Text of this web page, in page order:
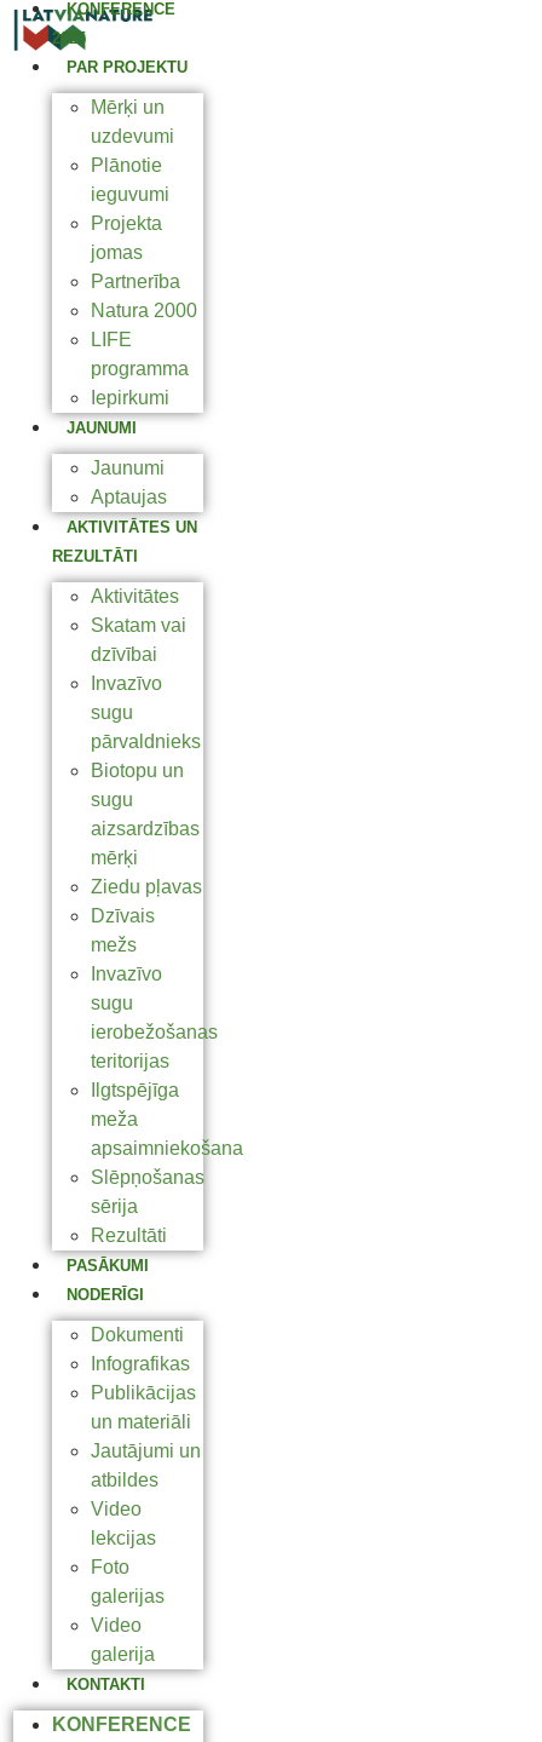
KONFERENCE
2025
PAR PROJEKTU
Mērķi un
uzdevumi
Plānotie
ieguvumi
Projekta
jomas
Partnerība
Natura 2000
LIFE
programma
Iepirkumi
JAUNUMI
Jaunumi
Aptaujas
AKTIVITĀTES UN
REZULTĀTI
Aktivitātes
Skatam vai
dzīvībai
Invazīvo
sugu
pārvaldnieks
Biotopu un
sugu
aizsardzības
mērķi
Ziedu pļavas
Dzīvais
mežs
Invazīvo
sugu
ierobežošanas
teritorijas
Ilgtspējīga
meža
apsaimniekošana
Slēpņošanas
sērija
Rezultāti
PASĀKUMI
NODERĪGI
Dokumenti
Infografikas
Publikācijas
un materiāli
Jautājumi un
atbildes
Video
lekcijas
Foto
galerijas
Video
galerija
KONTAKTI
KONFERENCE